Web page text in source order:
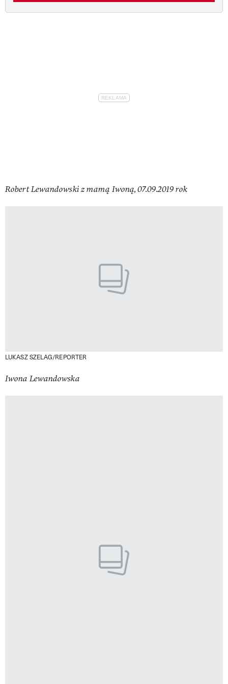
Robert Lewandowski z mamą Iwoną, 07.09.2019 rok
LUKASZ SZELAG/REPORTER
Iwona Lewandowska